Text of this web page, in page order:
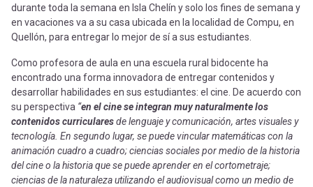
durante toda la semana en Isla Chelín y solo los fines de semana y
en vacaciones va a su casa ubicada en la localidad de Compu, en
Quellón, para entregar lo mejor de sí a sus estudiantes.
Como profesora de aula en una escuela rural bidocente ha
encontrado una forma innovadora de entregar contenidos y
desarrollar habilidades en sus estudiantes: el cine. De acuerdo con
su perspectiva “en el cine se integran muy naturalmente los
contenidos curricularesde lenguaje y comunicación, artes visuales y
tecnología. En segundo lugar, se puede vincular matemáticas con la
animación cuadro a cuadro; ciencias sociales por medio de la historia
del cine o la historia que se puede aprender en el cortometraje;
ciencias de la naturaleza utilizando el audiovisual como un medio de